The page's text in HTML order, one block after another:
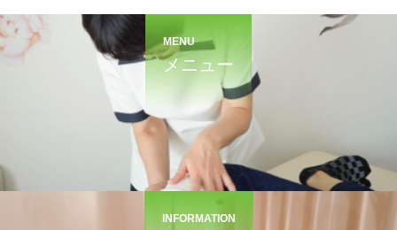
MENU
メニュー
INFORMATION